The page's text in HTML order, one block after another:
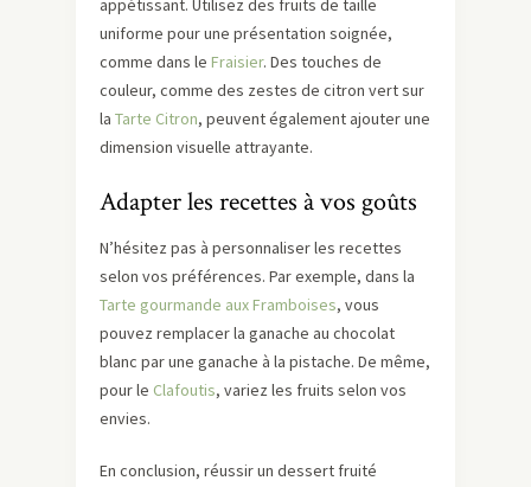
appétissant. Utilisez des fruits de taille
uniforme pour une présentation soignée,
comme dans le Fraisier. Des touches de
couleur, comme des zestes de citron vert sur
la Tarte Citron, peuvent également ajouter une
dimension visuelle attrayante.
Adapter les recettes à vos goûts
N’hésitez pas à personnaliser les recettes
selon vos préférences. Par exemple, dans la
Tarte gourmande aux Framboises, vous
pouvez remplacer la ganache au chocolat
blanc par une ganache à la pistache. De même,
pour le Clafoutis, variez les fruits selon vos
envies.
En conclusion, réussir un dessert fruité